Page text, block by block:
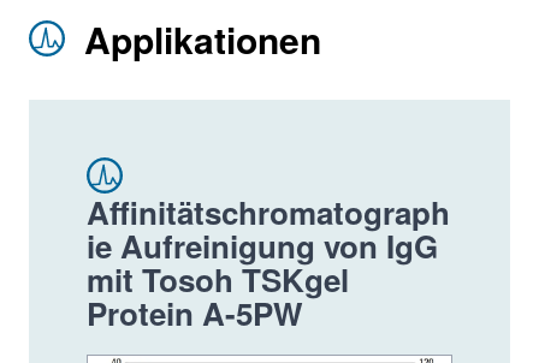
Applikationen
Affinitätschromatograph
ie Aufreinigung von IgG
mit Tosoh TSKgel
Protein A-5PW